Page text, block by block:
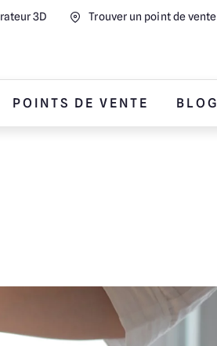
3D Trouver un point de vente
POINTS DE VENTE BLOG